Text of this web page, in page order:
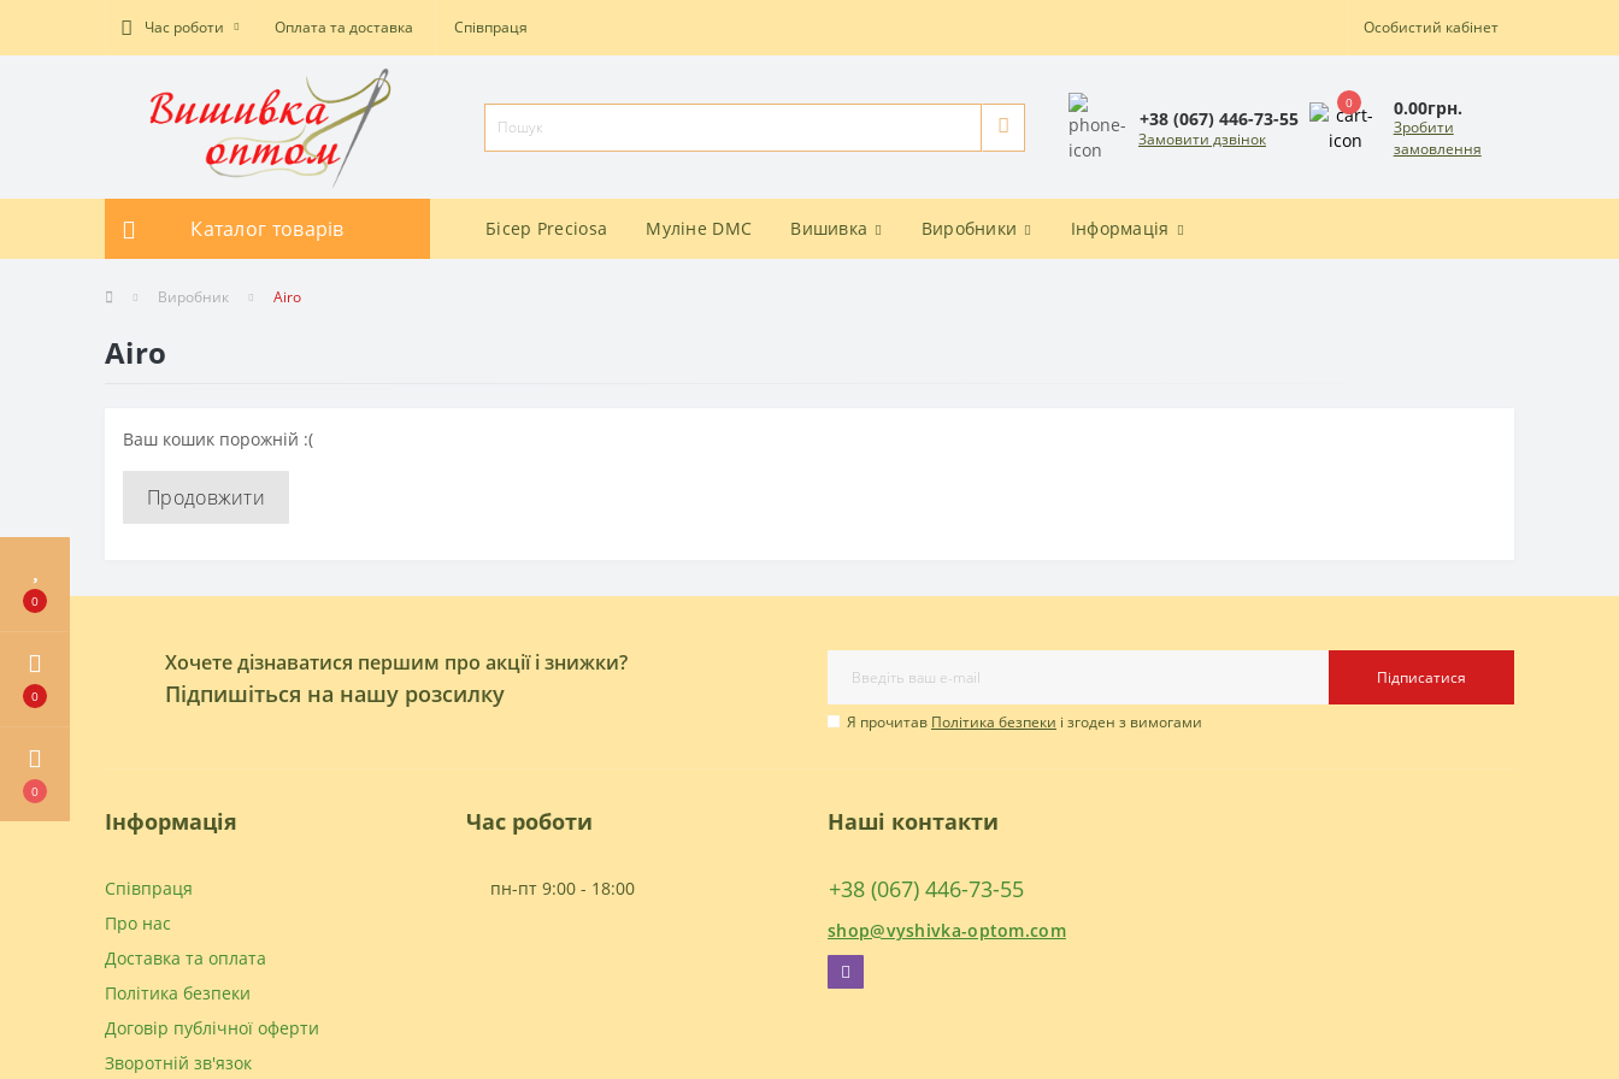
0
0
0
Час роботи Оплата та доставка Співпраця Особистий кабінет
+38 (067) 446-73-55
Замовити дзвінок
0 0.00грн.
Зробити
замовлення
Каталог товарів Бісер Preciosa Муліне DMC Вишивка Виробники Інформація
Виробник Airo
Airo
Ваш кошик порожній :(
Продовжити
Хочете дізнаватися першим про акції і знижки?
Підпишіться на нашу розсилку
Підписатися
Я прочитав Політика безпеки і згоден з вимогами
Інформація
Співпраця
Про нас
Доставка та оплата
Політика безпеки
Договір публічної оферти
Зворотній зв'язок
Час роботи
пн-пт 9:00 - 18:00
Наші контакти
+38 (067) 446-73-55
shop@vyshivka-optom.com